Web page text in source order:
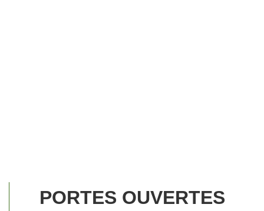
PORTES OUVERTES